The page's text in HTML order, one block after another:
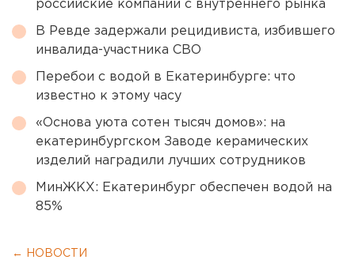
российские компании с внутреннего рынка
В Ревде задержали рецидивиста, избившего
инвалида-участника СВО
Перебои с водой в Екатеринбурге: что
известно к этому часу
«Основа уюта сотен тысяч домов»: на
екатеринбургском Заводе керамических
изделий наградили лучших сотрудников
МинЖКХ: Екатеринбург обеспечен водой на
85%
← НОВОСТИ